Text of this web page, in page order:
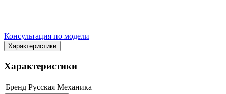
Консультация по модели
Характеристики
Характеристики
Бренд Русская Механика